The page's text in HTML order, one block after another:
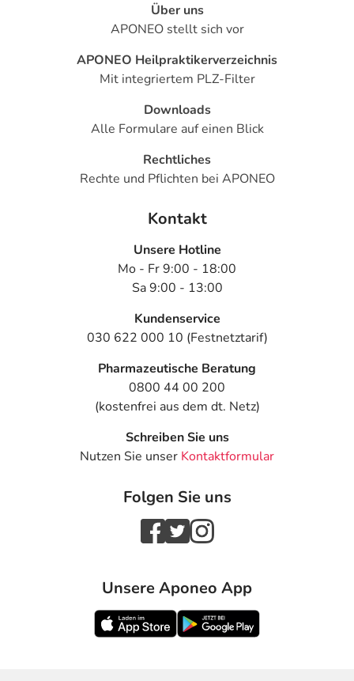
Über uns
APONEO stellt sich vor
APONEO Heilpraktikerverzeichnis
Mit integriertem PLZ-Filter
Downloads
Alle Formulare auf einen Blick
Rechtliches
Rechte und Pflichten bei APONEO
Kontakt
Unsere Hotline
Mo - Fr 9:00 - 18:00
Sa 9:00 - 13:00
Kundenservice
030 622 000 10 (Festnetztarif)
Pharmazeutische Beratung
0800 44 00 200
(kostenfrei aus dem dt. Netz)
Schreiben Sie uns
Nutzen Sie unser Kontaktformular
Folgen Sie uns
Unsere Aponeo App